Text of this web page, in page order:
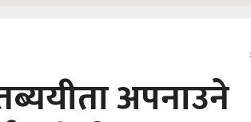
अपनाउने